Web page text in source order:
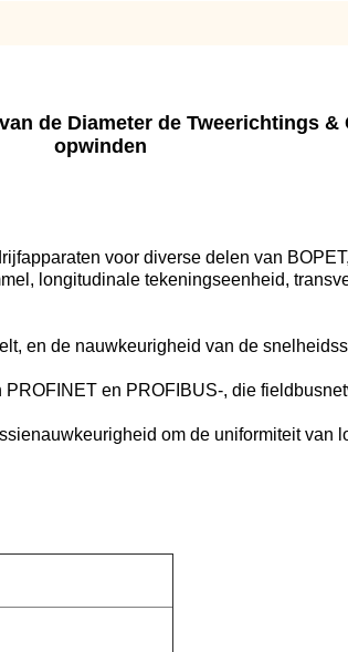
de Diameter de Tweerichtings
opwinden
voor diverse delen van
longitudinale tekeningseenheid,
en de nauwkeurigheid van de
en PROFIBUS-, die
om de uniformiteit van